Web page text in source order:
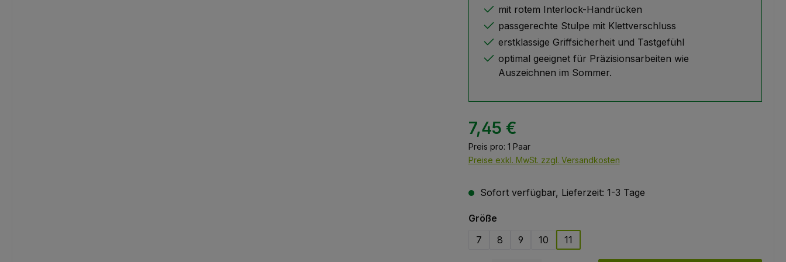
mit rotem Interlock-Handrücken
passgerechte Stulpe mit Klettverschluss
erstklassige Griffsicherheit und Tastgefühl
optimal geeignet für Präzisionsarbeiten wie
Auszeichnen im Sommer.
7,45 €
Preis pro: 1 Paar
Preise exkl. MwSt. zzgl. Versandkosten
Sofort verfügbar, Lieferzeit: 1-3 Tage
Größeauswählen
7
8 9 10 11